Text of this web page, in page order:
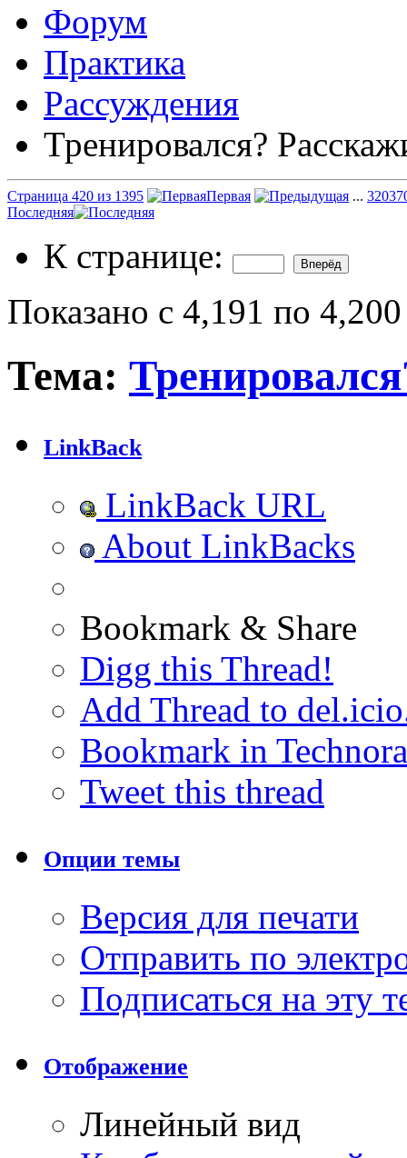
Форум
Практика
Рассуждения
Тренировался?
Страница 420 из 1395 Первая ... 320
Последняя
К странице:
Показано с 4,191 по
Тема:
LinkBack
LinkBack URL
About LinkBacks
Bookmark & Share
Digg this Thread!
Add Thread to
Bookmark in
Tweet this thread
Опции темы
Версия для печати
Отправить по
Подписаться на эту
Отображение
Линейный вид